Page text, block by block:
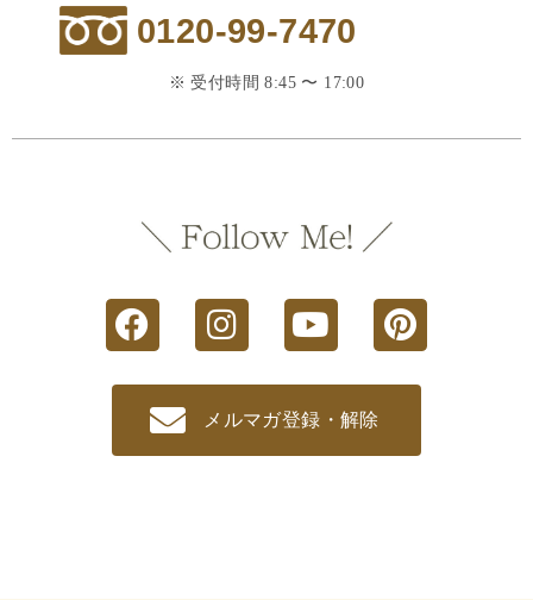
0120-99-7470
※ 受付時間 8:45 〜 17:00
メルマガ登録・解除